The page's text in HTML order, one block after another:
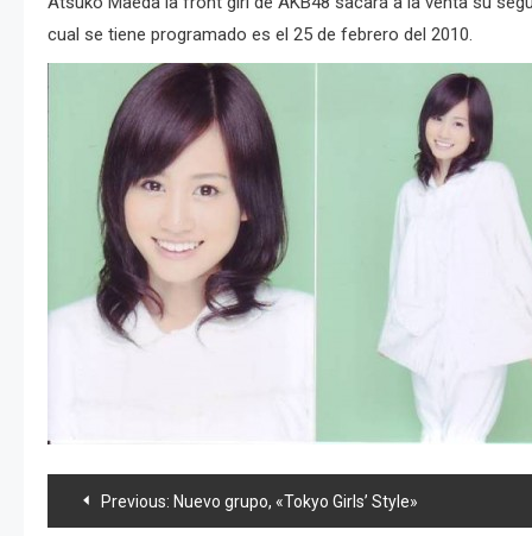
cual se tiene programado es el 25 de febrero del 2010.
Navegación
Previous: Nuevo grupo, «Tokyo Girls’ Style»